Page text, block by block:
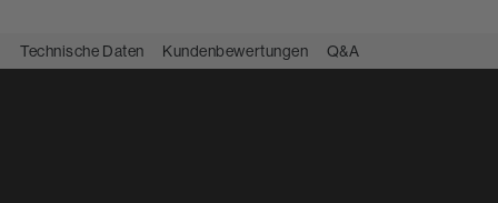
Technische Daten Kundenbewertungen Q&A